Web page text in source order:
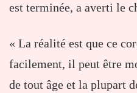
est terminée, a averti le
« La réalité est que ce
facilement, il peut être
de tout âge et la plupart